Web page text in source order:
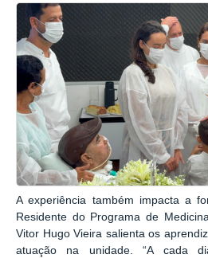
A experiência também impacta a
Residente do Programa de
Vitor Hugo Vieira salienta os
atuação na unidade. “A cada